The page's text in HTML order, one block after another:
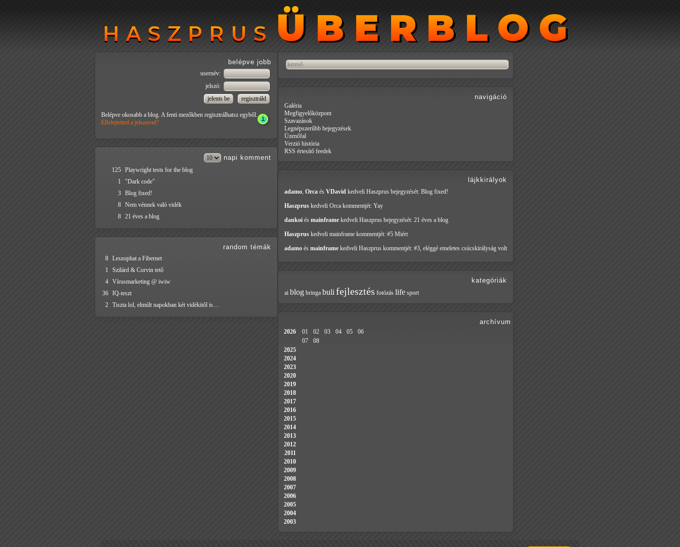
HASZPRUS ÜBERBLOG
HASZPRUS ÜBERBLOG
belépve jobb
usernév:
jelszó:
Belépve okosabb a blog. A fenti mezőkben regisztrálhatsz egyből.
Elfelejtetted a jelszavad?
napi komment
125 Playwright tests for the blog
1
"Dark code"
3 Blog fixed!
8 Nem vénnek való vidék
8 21 éves a blog
random témák
8 Leszophat a Fibernet
1
Szilárd & Corvin tető
4 Vírusmarketing @ iwiw
36 IQ-teszt
2 Tiszta lol, elmúlt napokban két vidékitől is…
navigáció
Galéria
Megfigyelőközpont
Szavazások
Legnépszerűbb bejegyzések
Üzenőfal
Verzió história
RSS értesítő feedek
lájkkirályok
adamo, Orca és VDavid kedveli Haszprus bejegyzését: Blog fixed!
Haszprus kedveli Orca kommentjét: Yay
dankoi és mainframe kedveli Haszprus bejegyzését: 21 éves a blog
Haszprus kedveli mainframe kommentjét: #5 Miért
adamo és mainframe kedveli Haszprus kommentjét: #3, eléggé emeletes csúcskirályság volt
kategóriák
ai blog bringa buli fejlesztés fotózás life sport
archívum
2026 01 02 03 04 05
06
07
08
2025
2024
2023
2020
2019
2018
2017
2016
2015
2014
2013
2012
2011
2010
2009
2008
2007
2006
2005
2004
2003